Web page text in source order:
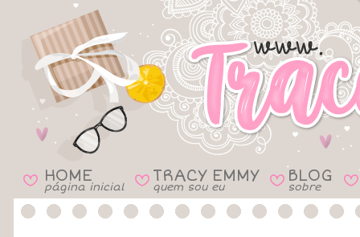
B HOME
página inicial B TRACY EMMY
quem sou eu B BLOG
sobre B